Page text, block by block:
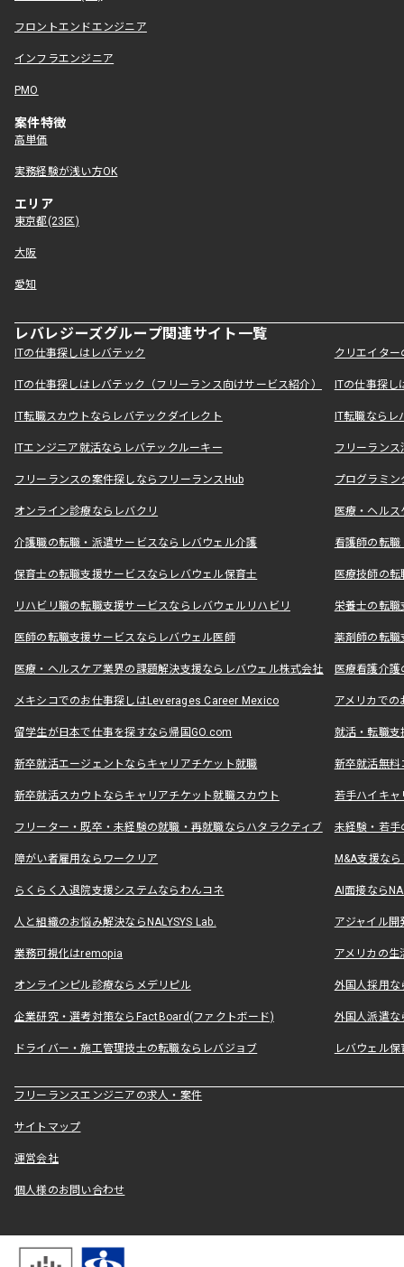
フロントエンドエンジニア
インフラエンジニア
PMO
案件特徴
高単価
実務経験が浅い方OK
エリア
東京都(23区)
大阪
愛知
レバレジーズグループ関連サイト一覧
ITの仕事探しはレバテック クリエイタ
ITの仕事探しはレバテック（フリーランス向けサービス紹介） ITの仕事探
IT転職スカウトならレバテックダイレクト IT転職なら
ITエンジニア就活ならレバテックルーキー フリーラン
フリーランスの案件探しならフリーランスHub プログラミ
オンライン診療ならレバクリ 医療・ヘル
介護職の転職・派遣サービスならレバウェル介護 看護師の転
保育士の転職支援サービスならレバウェル保育士 医療技師の
リハビリ職の転職支援サービスならレバウェルリハビリ 栄養士の転
医師の転職支援サービスならレバウェル医師 薬剤師の転
医療・ヘルスケア業界の課題解決支援ならレバウェル株式会社 医療看護介
メキシコでのお仕事探しはLeverages Career Mexico アメリカで
留学生が日本で仕事を探すなら帰国GO.com 就活・転職
新卒就活エージェントならキャリアチケット就職 新卒就活無料
新卒就活スカウトならキャリアチケット就職スカウト 若手ハイキ
フリーター・既卒・未経験の就職・再就職ならハタラクティブ 未経験・若手
障がい者雇用ならワークリア M&A支援な
らくらく入退院支援システムならわんコネ AI面接なら
人と組織のお悩み解決ならNALYSYS Lab. アジャイル
業務可視化はremopia アメリカの
オンラインピル診療ならメデリピル 外国人採用
企業研究・選考対策ならFactBoard(ファクトボード) 外国人派遣な
ドライバー・施工管理技士の転職ならレバジョブ レバウェル
フリーランスエンジニアの求人・案件
サイトマップ
運営会社
個人様のお問い合わせ